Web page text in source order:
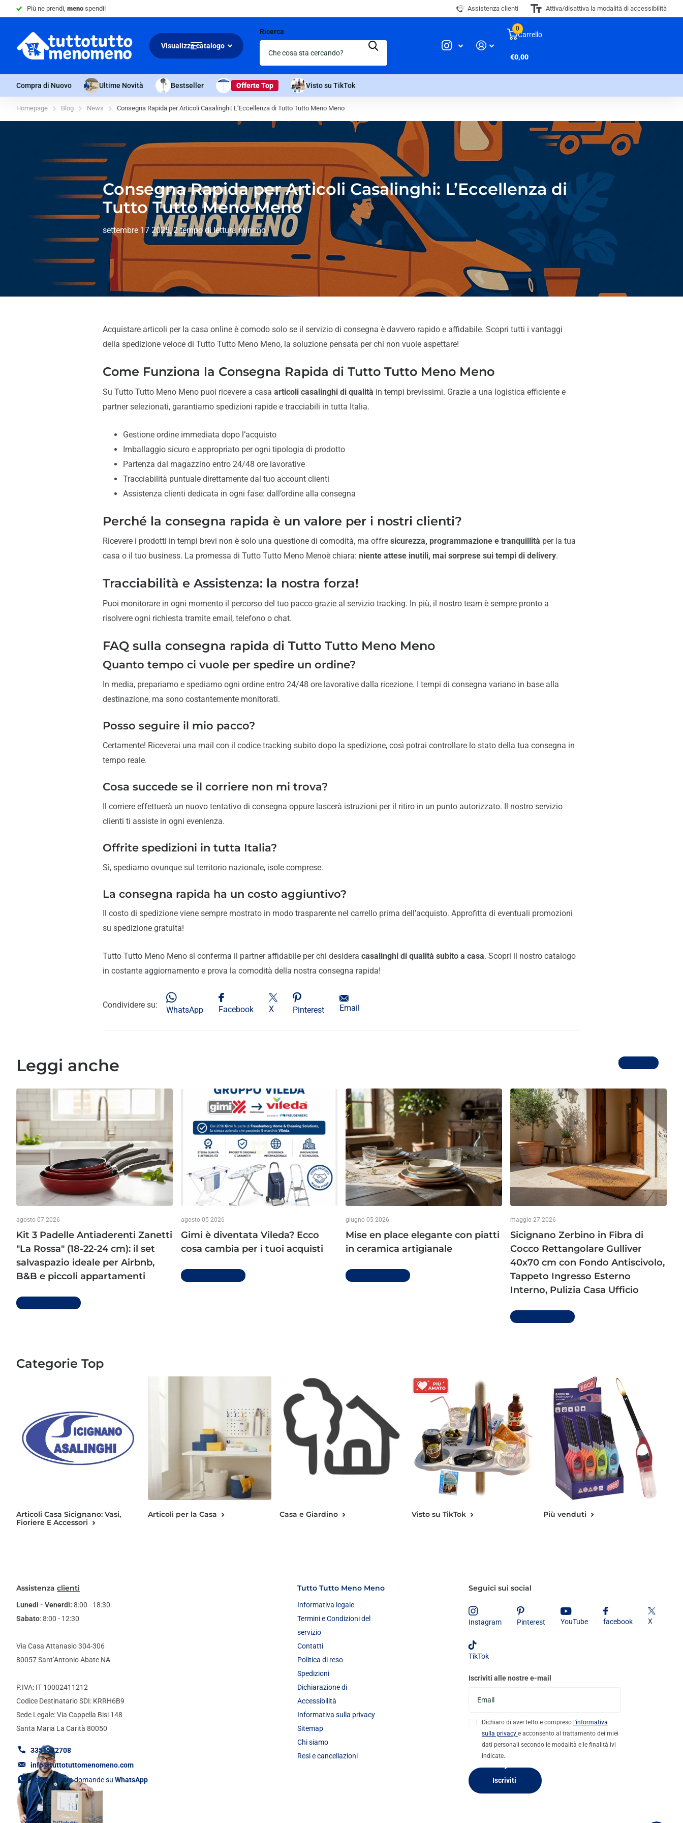
Più ne prendi, meno spendi! Assistenza clienti Attiva/disattiva la modalità di accessibilità
Visualizza catalogo
Ricerca Carrello
0
€0,00
Compra di Nuovo Ultime Novità Bestseller Offerte Top Visto su TikTok
Homepage Blog News Consegna Rapida per Articoli Casalinghi: L’Eccellenza di Tutto Tutto Meno Meno
Consegna Rapida per Articoli Casalinghi: L’Eccellenza di
Tutto Tutto Meno Meno
settembre 17 2025, 2 tempo di lettura minimo
Acquistare articoli per la casa online è comodo solo se il servizio di consegna è davvero rapido e affidabile. Scopri tutti i vantaggi
della spedizione veloce di Tutto Tutto Meno Meno, la soluzione pensata per chi non vuole aspettare!
Come Funziona la Consegna Rapida di Tutto Tutto Meno Meno
Su Tutto Tutto Meno Meno puoi ricevere a casa articoli casalinghi di qualità in tempi brevissimi. Grazie a una logistica efficiente e
partner selezionati, garantiamo spedizioni rapide e tracciabili in tutta Italia.
Gestione ordine immediata dopo l’acquisto
Imballaggio sicuro e appropriato per ogni tipologia di prodotto
Partenza dal magazzino entro 24/48 ore lavorative
Tracciabilità puntuale direttamente dal tuo account clienti
Assistenza clienti dedicata in ogni fase: dall’ordine alla consegna
Perché la consegna rapida è un valore per i nostri clienti?
Ricevere i prodotti in tempi brevi non è solo una questione di comodità, ma offre sicurezza, programmazione e tranquillità per la tua
casa o il tuo business. La promessa di Tutto Tutto Meno Menoè chiara: niente attese inutili, mai sorprese sui tempi di delivery.
Tracciabilità e Assistenza: la nostra forza!
Puoi monitorare in ogni momento il percorso del tuo pacco grazie al servizio tracking. In più, il nostro team è sempre pronto a
risolvere ogni richiesta tramite email, telefono o chat.
FAQ sulla consegna rapida di Tutto Tutto Meno Meno
Quanto tempo ci vuole per spedire un ordine?
In media, prepariamo e spediamo ogni ordine entro 24/48 ore lavorative dalla ricezione. I tempi di consegna variano in base alla
destinazione, ma sono costantemente monitorati.
Posso seguire il mio pacco?
Certamente! Riceverai una mail con il codice tracking subito dopo la spedizione, così potrai controllare lo stato della tua consegna in
tempo reale.
Cosa succede se il corriere non mi trova?
Il corriere effettuerà un nuovo tentativo di consegna oppure lascerà istruzioni per il ritiro in un punto autorizzato. Il nostro servizio
clienti ti assiste in ogni evenienza.
Offrite spedizioni in tutta Italia?
Sì, spediamo ovunque sul territorio nazionale, isole comprese.
La consegna rapida ha un costo aggiuntivo?
Il costo di spedizione viene sempre mostrato in modo trasparente nel carrello prima dell’acquisto. Approfitta di eventuali promozioni
su spedizione gratuita!
Tutto Tutto Meno Meno si conferma il partner affidabile per chi desidera casalinghi di qualità subito a casa. Scopri il nostro catalogo
in costante aggiornamento e prova la comodità della nostra consegna rapida!
Condividere su:
WhatsApp Facebook X Pinterest Email
Leggi anche Vedi di più
agosto 07 2026
Kit 3 Padelle Antiaderenti Zanetti
"La Rossa" (18-22-24 cm): il set
salvaspazio ideale per Airbnb,
B&B e piccoli appartamenti
Per saperne di più
agosto 05 2026
Gimi è diventata Vileda? Ecco
cosa cambia per i tuoi acquisti
Per saperne di più
giugno 05 2026
Mise en place elegante con piatti
in ceramica artigianale
Per saperne di più
maggio 27 2026
Sicignano Zerbino in Fibra di
Cocco Rettangolare Gulliver
40x70 cm con Fondo Antiscivolo,
Tappeto Ingresso Esterno
Interno, Pulizia Casa Ufficio
Per saperne di più
Categorie Top
Articoli Casa Sicignano: Vasi,
Fioriere E Accessori
Articoli per la Casa Casa e Giardino Visto su TikTok Più venduti
Assistenza clienti
Lunedì - Venerdì: 8:00 - 18:30
Sabato: 8:00 - 12:30
Via Casa Attanasio 304-306
80057 Sant’Antonio Abate NA
P.IVA: IT 10002411212
Codice Destinatario SDI: KRRH6B9
Sede Legale: Via Cappella Bisi 148
Santa Maria La Carità 80050
3351572708
info@tuttotuttomenomeno.com
Fate le vostre domande su WhatsApp
Tutto Tutto Meno Meno
Informativa legale
Termini e Condizioni del
servizio
Contatti
Politica di reso
Spedizioni
Dichiarazione di
Accessibilità
Informativa sulla privacy
Sitemap
Chi siamo
Resi e cancellazioni
Seguici sui social
Instagram Pinterest YouTube facebook X
TikTok
Iscriviti alle nostre e-mail
Dichiaro di aver letto e compreso l'informativa
sulla privacy e acconsento al trattamento dei miei
dati personali secondo le modalità e le finalità ivi
indicate.
Iscriviti